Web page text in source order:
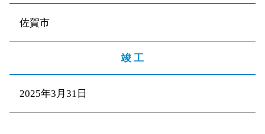
佐賀市
竣 工
2025年3月31日